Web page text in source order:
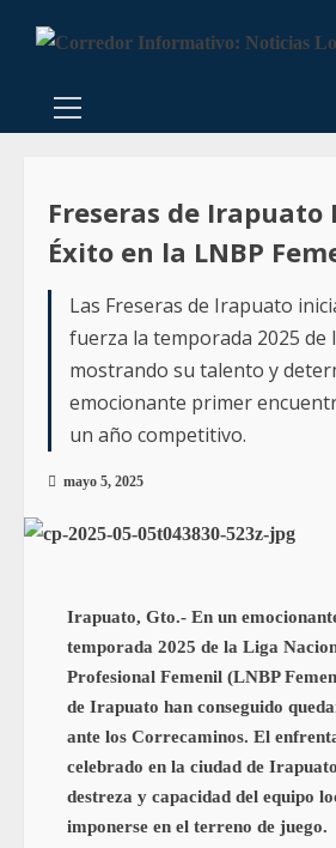
Freseras de Irapuato
Éxito en la LNBP
Las Freseras de Irapuato
fuerza la temporada 2025 de
mostrando su talento y
emocionante primer
un año competitivo.
mayo 5, 2025
Irapuato, Gto.- En un
temporada 2025 de la Liga
Profesional Femenil (LNBP
de Irapuato han conseguido
ante los Correcaminos. El
celebrado en la ciudad de
destreza y capacidad del equipo
imponerse en el terreno de juego.